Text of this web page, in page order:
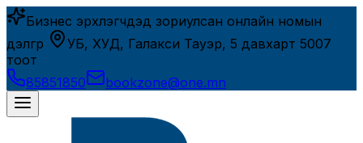
Бизнес эрхлэгчдэд зориулсан онлайн номын
дэлгүүр
УБ, ХУД, Галакси Тауэр, 5 давхарт 5007
тоот
85851850
bookzone@one.mn